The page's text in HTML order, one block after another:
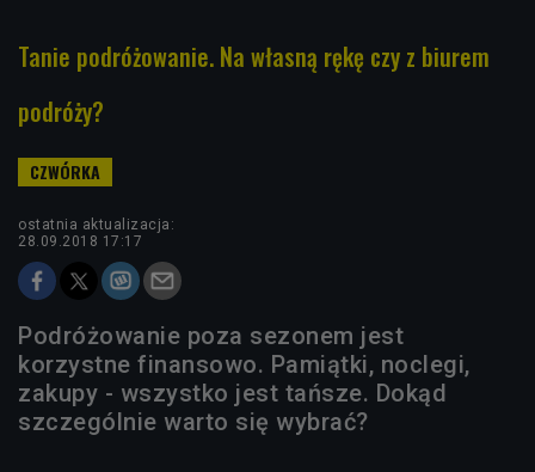
Tanie podróżowanie. Na własną rękę czy z biurem
podróży?
ostatnia aktualizacja:
28.09.2018 17:17
Podróżowanie poza sezonem jest
korzystne finansowo. Pamiątki, noclegi,
zakupy - wszystko jest tańsze. Dokąd
szczególnie warto się wybrać?